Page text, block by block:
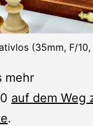
(35mm, F/10,
mehr
auf dem Weg
.